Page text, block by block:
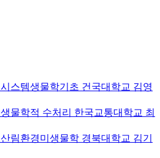
시스템생물학기초 건국대학교 김영
생물학적 수처리 한국교통대학교 최
산림환경미생물학 경북대학교 김기